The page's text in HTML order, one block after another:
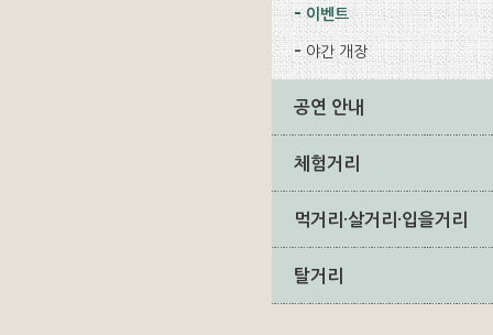
이벤트
야간 개장
공연 안내
체험거리
먹거리·살거리·입을거리
탈거리